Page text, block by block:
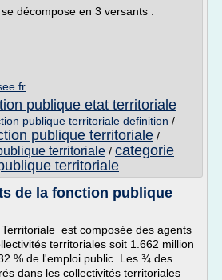
décompose en 3 versants :
publique etat territoriale
publique territoriale definition /
publique territoriale /
territoriale / categorie
territoriale
de la fonction publique
est composée des agents
territoriales soit 1.662 million
% de l'emploi public. Les ¾ des
dans les collectivités territoriales